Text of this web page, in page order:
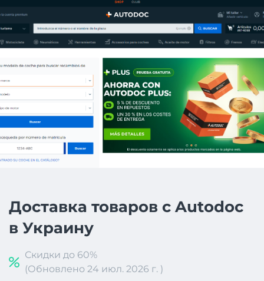
Доставка товаров с Autodoc
в Украину
Скидки до 60%
(Обновлено 24 июл. 2026 г. )